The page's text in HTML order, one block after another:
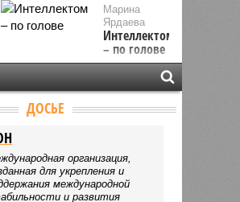
Марина
Ярдаева
Интеллектом
– по голове
ДОСЬЕ
организация,
для укрепления и
международной
и развития